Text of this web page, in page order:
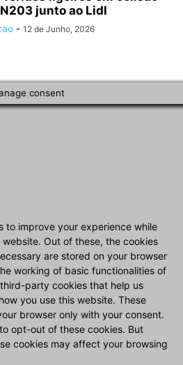
junto ao Lidl
- 12 de Junho, 2026
consent
to improve your experience while
Out of these, the cookies
are stored on your browser
working of basic functionalities of
party cookies that help us
you use this website. These
browser only with your consent.
opt-out of these cookies. But
cookies may affect your browsing